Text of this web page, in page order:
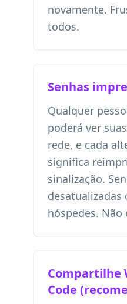
novamente.
todos.
Senhas
Qualquer
poderá ver
rede, e cada
significa
sinalização.
desatualizadas
hóspedes.
Compartilhe
Code